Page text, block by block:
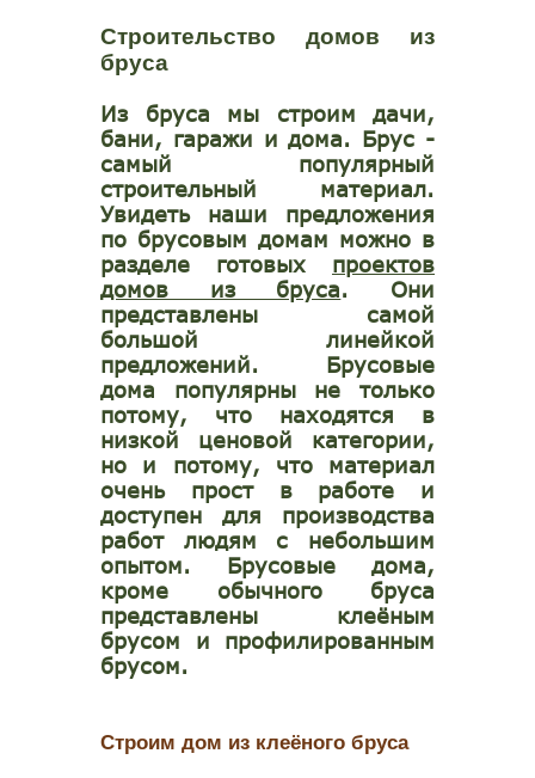
Строительство домов из
бруса
Из бруса мы строим дачи,
бани, гаражи и дома. Брус -
самый популярный
строительный материал.
Увидеть наши предложения
по брусовым домам можно в
разделе готовых проектов
домов из бруса. Они
представлены самой
большой линейкой
предложений. Брусовые
дома популярны не только
потому, что находятся в
низкой ценовой категории,
но и потому, что материал
очень прост в работе и
доступен для производства
работ людям с небольшим
опытом. Брусовые дома,
кроме обычного бруса
представлены клеёным
брусом и профилированным
брусом.
Строим дом из клеёного бруса